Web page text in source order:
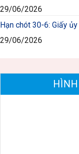
29/06/2026
Hạn chót 30-6: Giấy
29/06/2026